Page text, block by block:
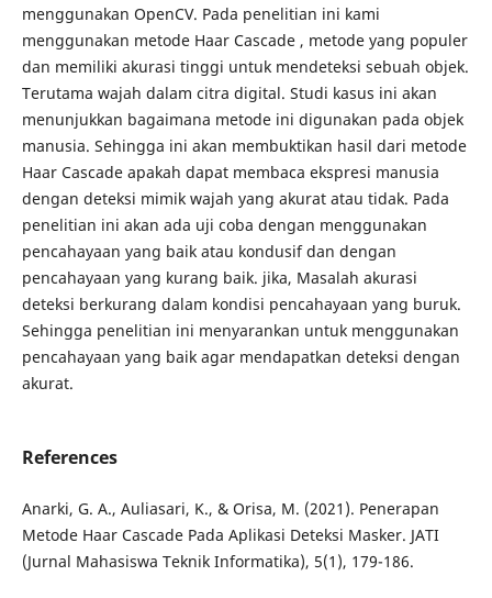
menggunakan OpenCV. Pada penelitian ini kami
menggunakan metode Haar Cascade , metode yang populer
dan memiliki akurasi tinggi untuk mendeteksi sebuah objek.
Terutama wajah dalam citra digital. Studi kasus ini akan
menunjukkan bagaimana metode ini digunakan pada objek
manusia. Sehingga ini akan membuktikan hasil dari metode
Haar Cascade apakah dapat membaca ekspresi manusia
dengan deteksi mimik wajah yang akurat atau tidak. Pada
penelitian ini akan ada uji coba dengan menggunakan
pencahayaan yang baik atau kondusif dan dengan
pencahayaan yang kurang baik. jika, Masalah akurasi
deteksi berkurang dalam kondisi pencahayaan yang buruk.
Sehingga penelitian ini menyarankan untuk menggunakan
pencahayaan yang baik agar mendapatkan deteksi dengan
akurat.
References
Anarki, G. A., Auliasari, K., & Orisa, M. (2021). Penerapan
Metode Haar Cascade Pada Aplikasi Deteksi Masker. JATI
(Jurnal Mahasiswa Teknik Informatika), 5(1), 179-186.